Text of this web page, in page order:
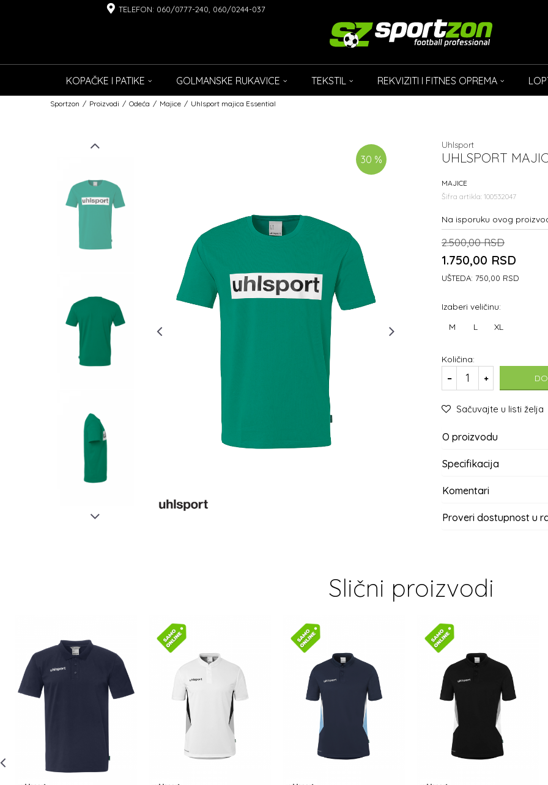
TELEFON: 060/0777-240, 060/0244-037
KOPAČKE I PATIKE GOLMANSKE RUKAVICE TEKSTIL REKVIZITI I FITNES OPREMA
Sportzon Proizvodi Odeća Majice Uhlsport majica Essential
30 %
Uhlsport
UHLSPORT
MAJICE
Šifra artikla: 100532047
Na isporuku ovog
2.500,00 RSD
1.750,00 RSD
UŠTEDA: 750,00 RSD
Izaberi veličinu:
M L XL
Količina:
Sačuvajte u listi želja
O proizvodu
Specifikacija
Komentari
Proveri dostupnost u
Slični proizvodi